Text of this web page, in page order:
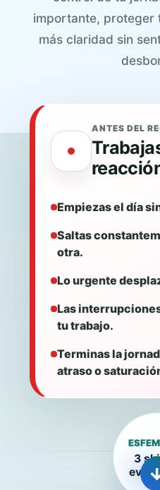
importante, proteger
más claridad sin
ANTES DEL
Empiezas el día
Saltas
otra.
Lo urgente
Las
tu trabajo.
Terminas la
atraso o
3